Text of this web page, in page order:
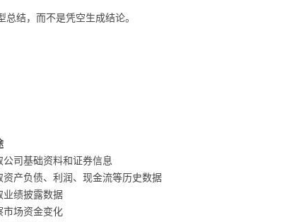
结，而不是凭空生成结论。
公司基础资料和证券信息
资产负债、利润、现金流等历史数据
业绩披露数据
市场资金变化